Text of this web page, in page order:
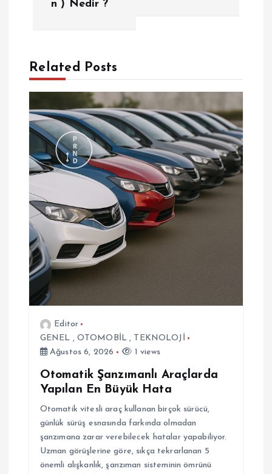
g
e
z
n
m
e
s
n ) Nedir ?
Related Posts
Editor
GENEL , OTOMOBİL , TEKNOLOJİ
Ağustos 6, 2026
1 views
Otomatik Şanzımanlı Araçlarda
Yapılan En Büyük Hata
Otomatik vitesli araç kullanan birçok sürücü,
günlük sürüş esnasında farkında olmadan
şanzımana zarar verebilecek hatalar yapabiliyor.
Uzman görüşlerine göre, sıkça tekrarlanan 5
önemli alışkanlık, şanzıman sisteminin ömrünü